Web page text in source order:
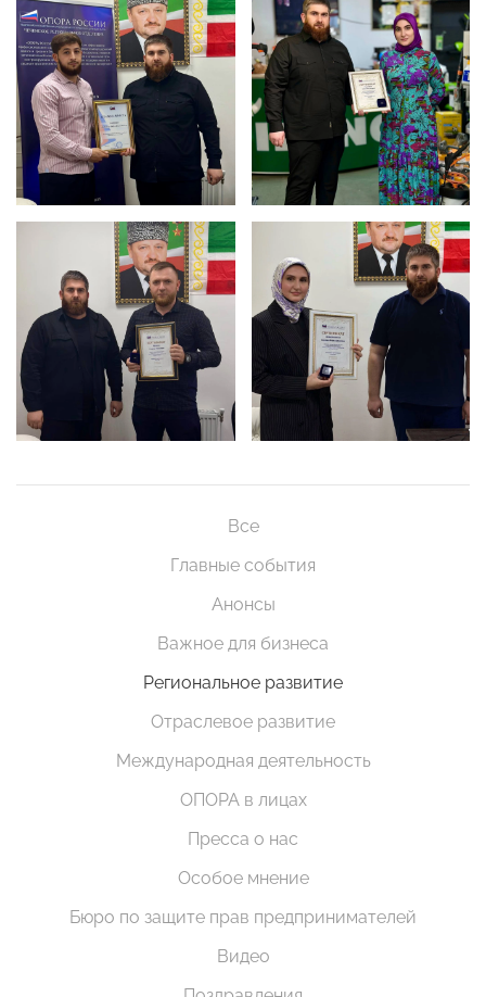
Все
Главные события
Анонсы
Важное для бизнеса
Региональное развитие
Отраслевое развитие
Международная деятельность
ОПОРА в лицах
Пресса о нас
Особое мнение
Бюро по защите прав предпринимателей
Видео